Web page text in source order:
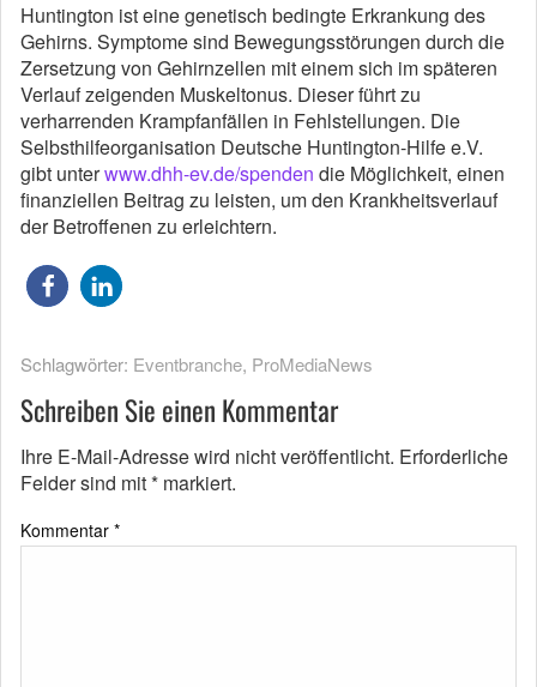
Huntington ist eine genetisch bedingte Erkrankung des
Gehirns. Symptome sind Bewegungsstörungen durch die
Zersetzung von Gehirnzellen mit einem sich im späteren
Verlauf zeigenden Muskeltonus. Dieser führt zu
verharrenden Krampfanfällen in Fehlstellungen. Die
Selbsthilfeorganisation Deutsche Huntington-Hilfe e.V.
gibt unterwww.dhh-ev.de/spenden die Möglichkeit, einen
finanziellen Beitrag zu leisten, um den Krankheitsverlauf
der Betroffenen zu erleichtern.
Schlagwörter: Eventbranche, ProMediaNews
Schreiben Sie einen Kommentar
Ihre E-Mail-Adresse wird nicht veröffentlicht. Erforderliche
Felder sind mit* markiert.
Kommentar *